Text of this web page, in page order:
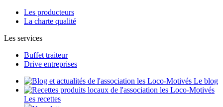
Les producteurs
La charte qualité
Les services
Buffet traiteur
Drive entreprises
Le blog
Les recettes